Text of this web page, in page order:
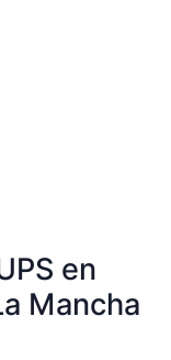
en
Mancha